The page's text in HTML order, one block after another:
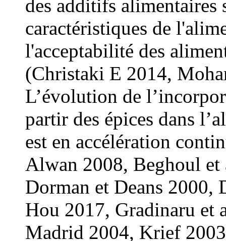
des additifs
caractéristiques de
l'acceptabilité des
(Christaki E 2014,
L’évolution de
partir des épices dans
est en accélération
Alwan 2008, Beghoul
Dorman et Deans 2000,
Hou 2017, Gradinaru et
Madrid 2004, Krief